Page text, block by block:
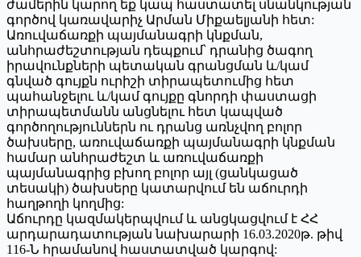
ժամերին կարող եք կապ հաստատել սնանկության
գործով կառավարիչ Արման Միքաելյանի հետ:
Առուվաճառքի պայմանագրի կնքման,
անհրաժեշտության դեպքում՝ դրանից ծագող
իրավունքների պետական գրանցման և/կամ
գնված գույքն ուրիշի տիրապետումից հետ
պահանջելու և/կամ գույքը գնորդի փաստացի
տիրապետմանն անցնելու հետ կապված
գործողություններն ու դրանց առնչվող բոլոր
ծախսերը, առուվաճառքի պայմանագրի կնքման
համար անհրաժեշտ և առուվաճառքի
պայմանագրից բխող բոլոր այլ (ցանկացած
տեսակի) ծախսերը կատարվում են աճուրդի
հաղթողի կողմից:
Աճուրդը կազմակերպվում և անցկացվում է ՀՀ
արդարադատության նախարարի 16.03.2020թ. թիվ
116-Ն հրամանով հաստատված կարգով: